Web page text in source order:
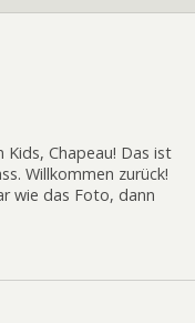
Chapeau! Das ist
Willkommen zurück!
wie das Foto, dann